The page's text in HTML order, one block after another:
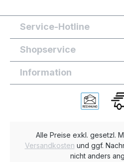
Service-Hotline
Shopservice
Information
Alle Preise exkl. gesetzl.
Versandkosten und ggf.
nicht anders